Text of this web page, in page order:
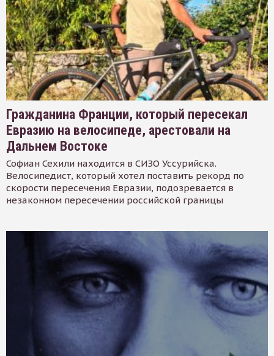
Гражданина Франции, который пересекал
Евразию на велосипеде, арестовали на
Дальнем Востоке
Софиан Сехили находится в СИЗО Уссурийска.
Велосипедист, который хотел поставить рекорд по
скорости пересечения Евразии, подозревается в
незаконном пересечении российской границы